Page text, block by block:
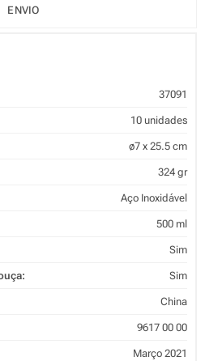
ENVIO
37091
10 unidades
ø7 x 25.5 cm
324 gr
Aço Inoxidável
500 ml
Sim
Sim
China
9617 00 00
Março 2021